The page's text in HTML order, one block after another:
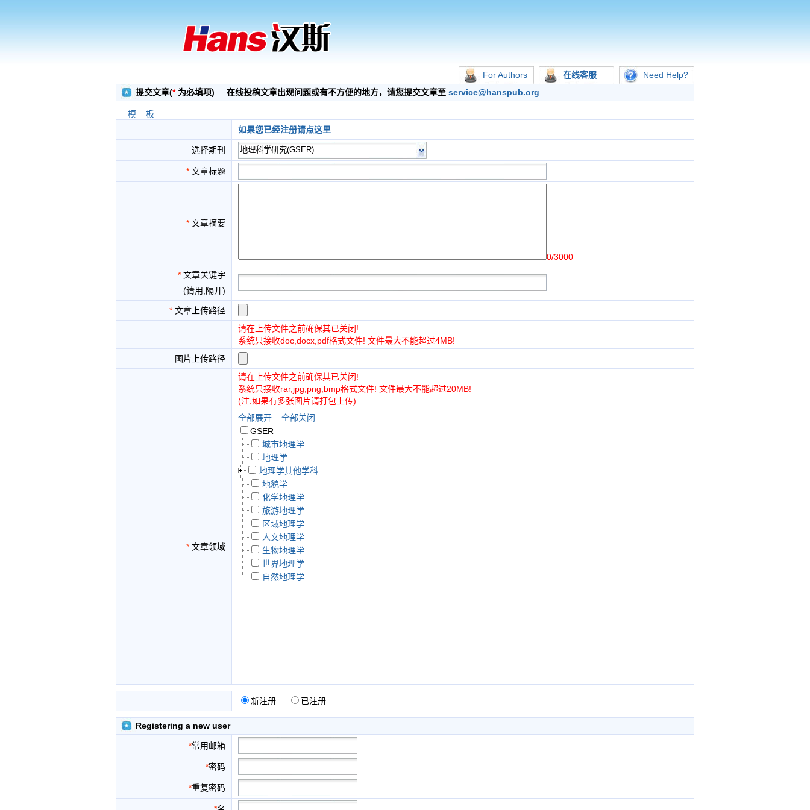
For Authors 在线客服
Need Help?
提交文章(*为必填项) 在线投稿文章出现问题或有不方便的地方，请您提交文章至 service@hanspub.org
模 板
如果您已经注册请点这里
选择期刊
* 文章标题
* 文章摘要
0/3000
* 文章关键字
(请用,隔开)
* 文章上传路径
请在上传文件之前确保其已关闭!
系统只接收doc,docx,pdf格式文件! 文件最大不能超过4MB!
图片上传路径
请在上传文件之前确保其已关闭!
系统只接收rar,jpg,png,bmp格式文件! 文件最大不能超过20MB!
(注:如果有多张图片请打包上传)
* 文章领域
全部展开
全部关闭
GSER
城市地理学
地理学
地理学其他学科
地貌学
化学地理学
旅游地理学
区域地理学
人文地理学
生物地理学
世界地理学
自然地理学
新注册 已注册
Registering a new user
*常用邮箱
*密码
*重复密码